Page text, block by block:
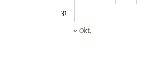
31
« Okt.